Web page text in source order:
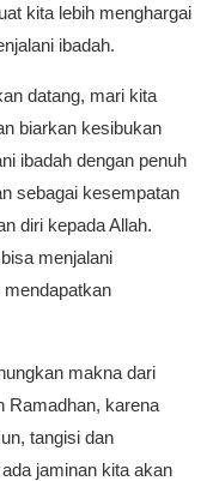
kita lebih menghargai
ibadah.
datang, mari kita
biarkan kesibukan
ibadah dengan penuh
sebagai kesempatan
diri kepada Allah.
menjalani
mendapatkan
makna dari
Ramadhan, karena
tangisi dan
jaminan kita akan